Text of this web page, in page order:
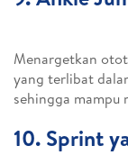
Menargetkan
yang terlibat
sehingga mampu
10. Sprint